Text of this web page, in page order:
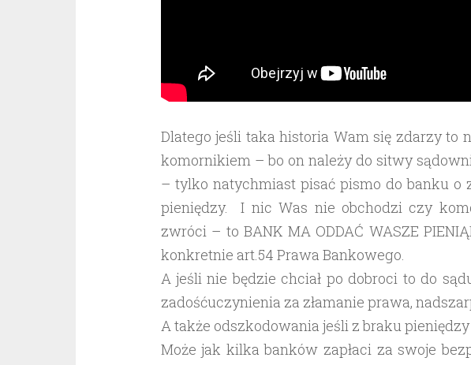
Dlatego jeśli taka historia Wam się zdarzy to
komornikiem – bo on należy do sitwy
– tylko natychmiast pisać pismo do banku
pieniędzy. I nic Was nie obchodzi czy
zwróci – to BANK MA ODDAĆ WASZE
konkretnie art.54 Prawa Bankowego.
A jeśli nie będzie chciał po dobroci to do
zadośćuczynienia za złamanie prawa,
A także odszkodowania jeśli z braku
Może jak kilka banków zapłaci za swoje